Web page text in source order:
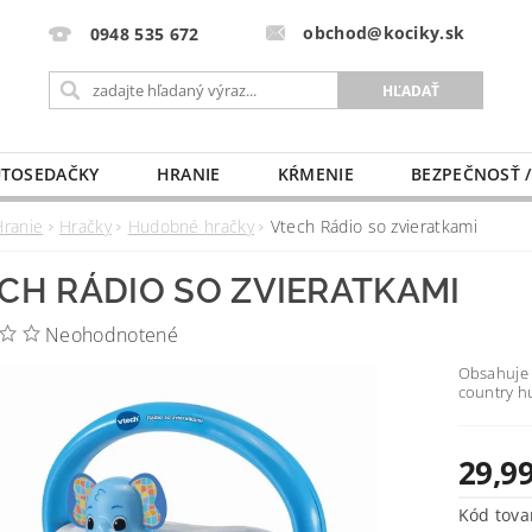
0948 535 672 obchod@kociky.sk
HRANIE KŔMENIE
BEZPEČNOSŤ
MLIEKO A VÝŽIVA PRE MAMIČKU
Hračky Hudobné hračky Vtech Rádio so zvieratkami
RÁDIO SO ZVIERATKAMI
Neohodnotené
country
Kód